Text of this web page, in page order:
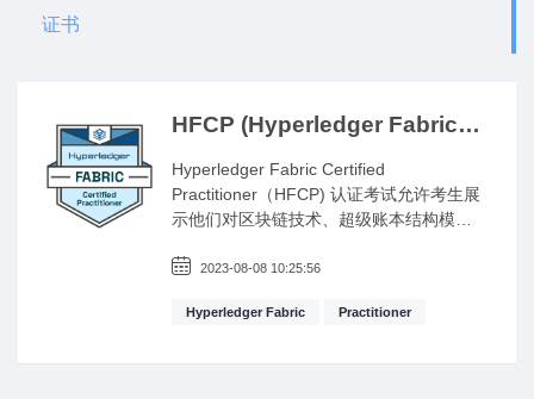
证书
HFCP (Hyperledger Fabric
Hyperledger Fabric Certified
Practitioner（HFCP) 认证考试允许考生展
示他们对区块链技术、超级账本结构模型
署。2023-08-08 10:25:56
Hyperledger Fabric Practitioner